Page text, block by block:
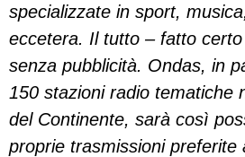
specializzate in sport,
eccetera. Il tutto – fatto
senza pubblicità. Ondas, in
150 stazioni radio tematiche
del Continente, sarà così
proprie trasmissioni preferite